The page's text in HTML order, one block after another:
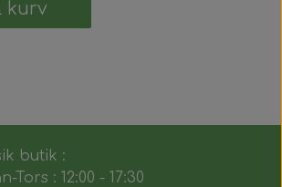
kurv
butik :
Tors : 12:00 - 17:30